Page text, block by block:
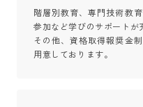
階層別教育、専門技術教
参加など学びのサポートが
その他、資格取得報奨金
用意しております。